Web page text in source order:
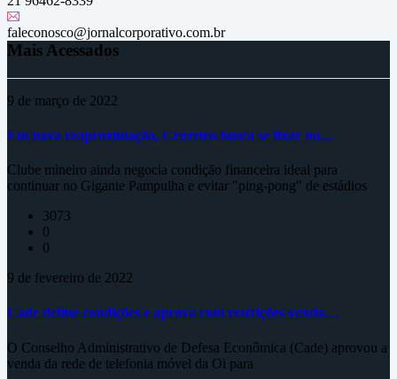
faleconosco@jornalcorporativo.com.br
Mais Acessados
9 de março de 2022
Em nova reaproximação, Cruzeiro busca se fixar no…
Clube mineiro ainda negocia condição financeira ideal para
continuar no Gigante Pampulha e evitar "ping-pong" de estádios
3073
0
0
9 de fevereiro de 2022
Cade define condições e aprova com restrições venda…
O Conselho Administrativo de Defesa Econômica (Cade) aprovou a
venda da rede de telefonia móvel da Oi para